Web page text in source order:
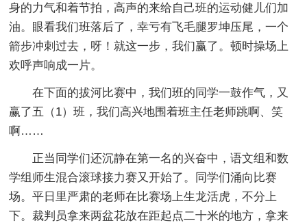
身的力气和着节拍，高声的来给自己班的运动健儿们加
油。眼看我们班落后了，幸亏有飞毛腿罗坤压尾，一个
箭步冲刺过去，呀！就这一步，我们赢了。顿时操场上
欢呼声响成一片。
在下面的拔河比赛中，我们班的同学一鼓作气，又
赢了五（1）班，我们高兴地围着班主任老师跳啊、笑
啊……
正当同学们还沉静在第一名的兴奋中，语文组和数
学组师生混合滚球接力赛又开始了。同学们涌向比赛
场。平日里严肃的老师在比赛场上生龙活虎，不分上
下。裁判员拿来两盆花放在距起点二十米的地方，拿来